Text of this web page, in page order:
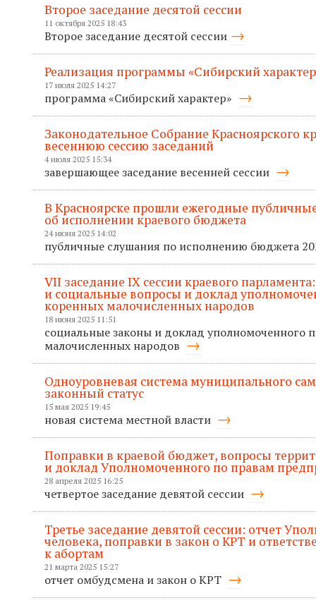
Второе заседание десятой сессии
11 октября 2025 18:43
Второе заседание десятой сессии
Реализация программы «Сибирский
17 июля 2025 14:27
программа «Сибирский характер»
Законодательное Собрание Красноярского
весеннюю сессию заседаний
4 июля 2025 15:34
завершающее заседание весенней сессии
В Красноярске прошли ежегодные
об исполнении краевого бюджета
24 июня 2025 14:02
публичные слушания по исполнению бюджета
VII заседание IХ сессии краевого
и социальные вопросы и доклад
коренных малочисленных народов
18 июня 2025 11:51
социальные законы и доклад уполномоченного
малочисленных народов
Одноуровневая система муниципального
законный статус
15 мая 2025 19:45
новая система местной власти
Поправки в краевой бюджет, вопросы
и доклад Уполномоченного по правам
28 апреля 2025 16:25
четвертое заседание девятой сессии
Третье заседание девятой сессии: отчет
человека, поправки в закон о КРТ и
к абортам
21 марта 2025 15:27
отчет омбудсмена и закон о КРТ